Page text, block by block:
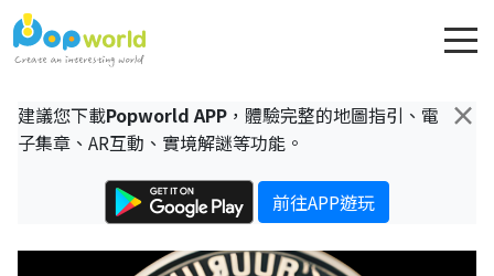
×
建議您下載Popworld APP ，體驗完整的地圖指引、電
子集章、AR互動、實境解謎等功能。
前往APP遊玩